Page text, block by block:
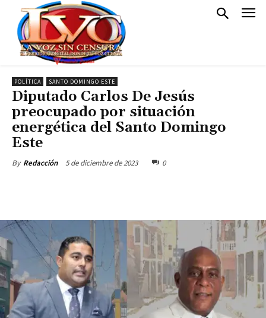
POLÍTICA SANTO DOMINGO ESTE
Diputado Carlos De Jesús
preocupado por situación
energética del Santo Domingo
Este
By Redacción 5 de diciembre de 2023 0